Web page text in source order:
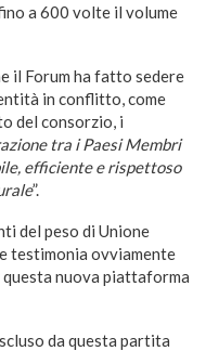
a 600 volte il volume
il Forum ha fatto sedere
in conflitto, come
del consorzio, i
tra i Paesi Membri
efficiente e rispettoso
”.
del peso di Unione
testimonia ovviamente
nuova piattaforma
da questa partita